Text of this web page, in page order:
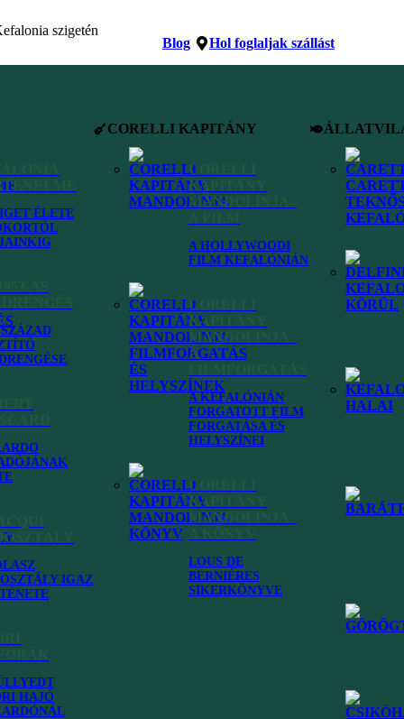
Blog Hol foglaljak szállást
ÉLETE
IGAZ
HAJÓ
CORELLI KAPITÁNY
CORELLI
KAPITÁNY
MANDOLINJA -
A HOLLYWOODI
FILM KEFALÓNIÁN
CORELLI
KAPITÁNY
MANDOLINJA -
A
A KEFALÓNIÁN
FORGATOTT FILM
FORGATÁSA ÉS
HELYSZÍNEI
CORELLI
KAPITÁNY
MANDOLINJA -
LOUS DE
BERNIÉRES
SIKERKÖNYVE